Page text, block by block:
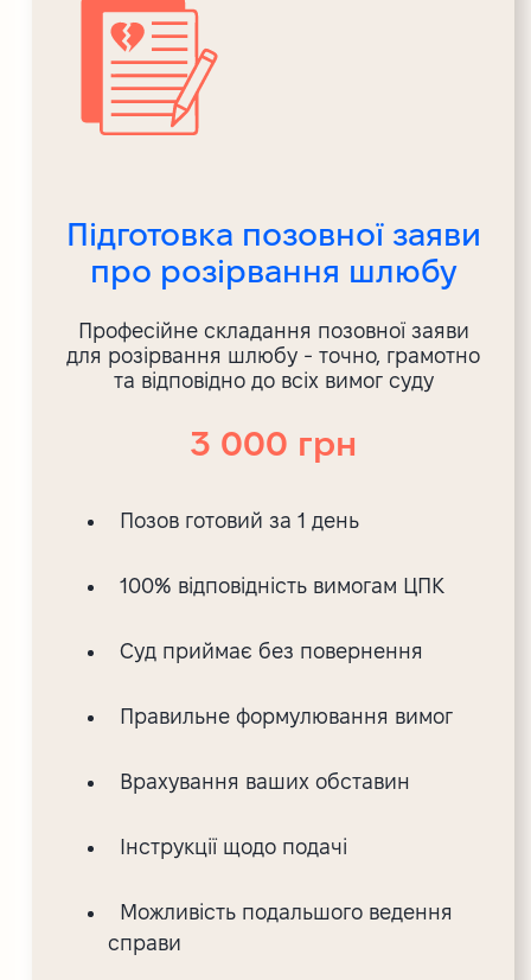
Підготовка позовної заяви
про розірвання шлюбу
Професійне складання позовної заяви
для розірвання шлюбу - точно, грамотно
та відповідно до всіх вимог суду
3 000 грн
Позов готовий за 1 день
100% відповідність вимогам ЦПК
Суд приймає без повернення
Правильне формулювання вимог
Врахування ваших обставин
Інструкції щодо подачі
Можливість подальшого ведення
справи